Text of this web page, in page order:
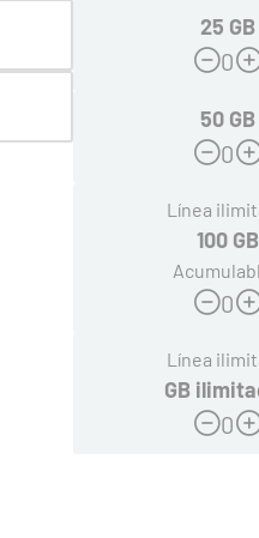
25 GB
0
50 GB
0
Línea
100 GB
0
Línea
GB
0